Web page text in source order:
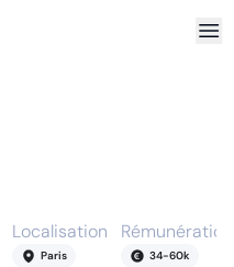
Localisation
Paris
Rémunération
34-60k